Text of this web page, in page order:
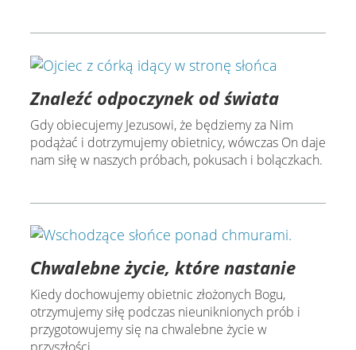
Znaleźć odpoczynek od świata
Gdy obiecujemy Jezusowi, że będziemy za Nim
podążać i dotrzymujemy obietnicy, wówczas On daje
nam siłę w naszych próbach, pokusach i bolączkach.
Chwalebne życie, które nastanie
Kiedy dochowujemy obietnic złożonych Bogu,
otrzymujemy siłę podczas nieuniknionych prób i
przygotowujemy się na chwalebne życie w